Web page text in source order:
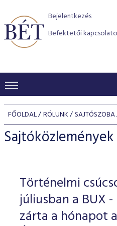
Bejelentkezés
Befektetői
KERESKEDÉSI ADATOK
INDEXEK
Jelzáloglevél indexek
Vállalati kötvény
Azonnali Piac
Részvények
Származékos piac
BEFEKTETŐK
Részvény szekció
Hitelpapír szekció
BÉT szabályzatok
Befektetővédelem
Alkalmazott díjstruktúra
Elszámolás
Részvény és vállalati
program
BÉT Xtend - Részvénypiac
TŐZSDETAGOK
Tőzsdetagok, üzletkötők
VENDOROK
FŐOLDAL RÓLUNK SAJTÓSZOBA
Sajtóközlemények
Történelmi
júliusban a BUX
zárta a hónapot